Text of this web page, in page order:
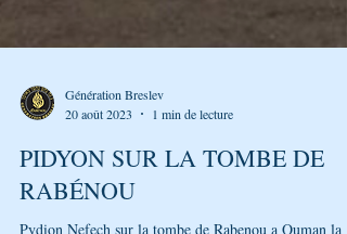
Génération Breslev